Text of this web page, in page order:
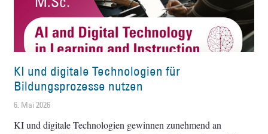
KI und digitale Technologien für
Bildungsprozesse nutzen
6. Mai 2026
KI und digitale Technologien gewinnen zunehmend an